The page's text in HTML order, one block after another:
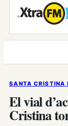
SANTA CRISTINA
El vial
Cristina